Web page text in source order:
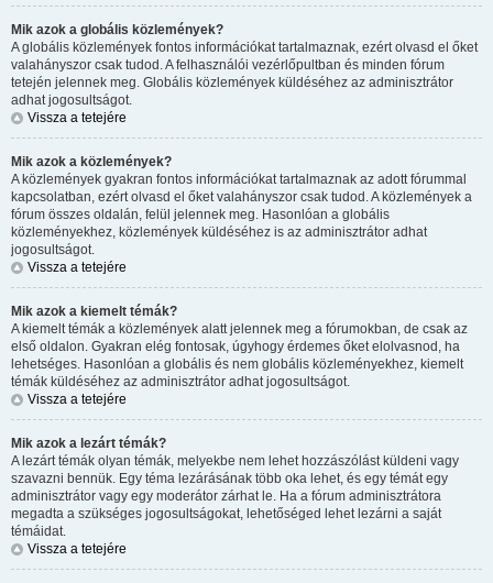
Mik azok a globális közlemények?
A globális közlemények fontos információkat tartalmaznak, ezért olvasd el őket
valahányszor csak tudod. A felhasználói vezérlőpultban és minden fórum
tetején jelennek meg. Globális közlemények küldéséhez az adminisztrátor
adhat jogosultságot.
Vissza a tetejére
Mik azok a közlemények?
A közlemények gyakran fontos információkat tartalmaznak az adott fórummal
kapcsolatban, ezért olvasd el őket valahányszor csak tudod. A közlemények a
fórum összes oldalán, felül jelennek meg. Hasonlóan a globális
közleményekhez, közlemények küldéséhez is az adminisztrátor adhat
jogosultságot.
Vissza a tetejére
Mik azok a kiemelt témák?
A kiemelt témák a közlemények alatt jelennek meg a fórumokban, de csak az
első oldalon. Gyakran elég fontosak, úgyhogy érdemes őket elolvasnod, ha
lehetséges. Hasonlóan a globális és nem globális közleményekhez, kiemelt
témák küldéséhez az adminisztrátor adhat jogosultságot.
Vissza a tetejére
Mik azok a lezárt témák?
A lezárt témák olyan témák, melyekbe nem lehet hozzászólást küldeni vagy
szavazni bennük. Egy téma lezárásának több oka lehet, és egy témát egy
adminisztrátor vagy egy moderátor zárhat le. Ha a fórum adminisztrátora
megadta a szükséges jogosultságokat, lehetőséged lehet lezárni a saját
témáidat.
Vissza a tetejére